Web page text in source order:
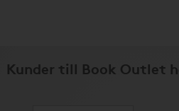
Kunder till Book Outlet